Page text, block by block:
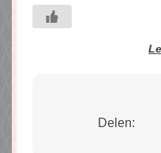
Delen: